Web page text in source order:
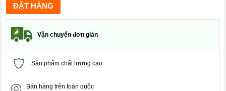
Vận chuyển đơn giản
Sản phẩm chất lượng cao
Bán hàng trên toàn quốc